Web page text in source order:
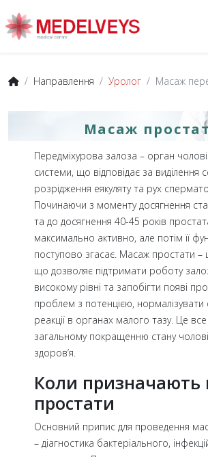
Направлення Уролог Масаж
Масаж
Передміхурова залоза – орган
системи, що відповідає за виділення
розрідження еякуляту та рух
Починаючи з моменту досягнення
та до досягнення 40-45 років
максимально активно, але потім її
поступово згасає. Масаж простати –
що дозволяє підтримати роботу
високому рівні та запобігти появі
проблем з потенцією, нормалізувати
реакції в органах малого тазу. Це
загальному покращенню стану
здоров’я.
Коли призначають
простати
Основний припис для проведення
– діагностика бактеріального,